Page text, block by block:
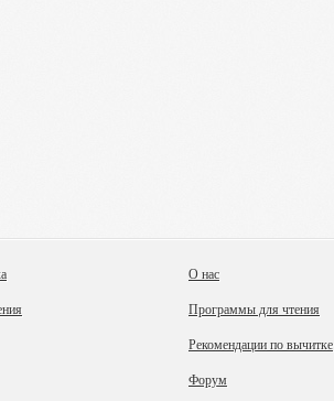
О нас
Программы для чтения
Рекомендации по вычитке
Форум